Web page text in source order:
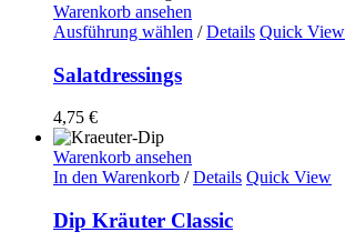
Warenkorb ansehen
Ausführung wählen / Details Quick View
Salatdressings
4,75 €
Warenkorb ansehen
In den Warenkorb / Details Quick View
Dip Kräuter Classic